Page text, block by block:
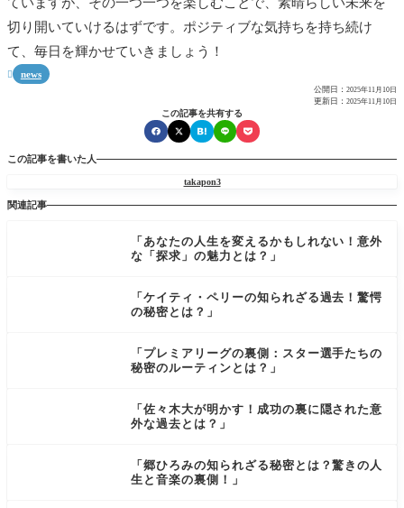
切り開いていけるはずです。ポジティブな気持ちを持ち続け
て、毎日を輝かせていきましょう！
 news
公開日： 2025年11月10日
更新日： 2025年11月10日
この記事を共有する
この記事を書いた人
takapon3
関連記事
「あなたの人生を変えるかもしれない！意外
な「探求」の魅力とは？」
「ケイティ・ペリーの知られざる過去！驚愕
の秘密とは？」
「プレミアリーグの裏側：スター選手たちの
秘密のルーティンとは？」
「佐々木大が明かす！成功の裏に隠された意
外な過去とは？」
「郷ひろみの知られざる秘密とは？驚きの人
生と音楽の裏側！」